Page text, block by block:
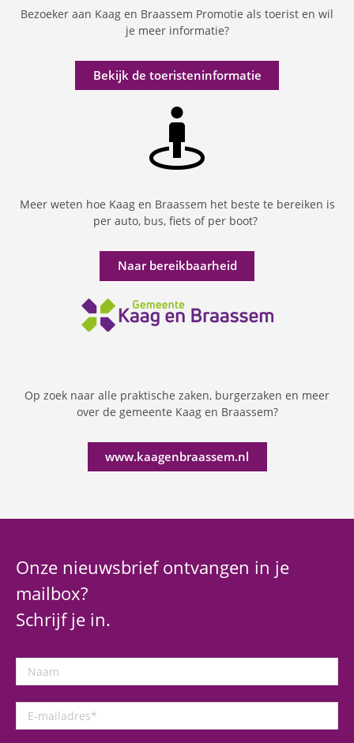
Bezoeker aan Kaag en Braassem Promotie als toerist en wil
je meer informatie?
Bekijk de toeristeninformatie
Meer weten hoe Kaag en Braassem het beste te bereiken is
per auto, bus, fiets of per boot?
Naar bereikbaarheid
Op zoek naar alle praktische zaken, burgerzaken en meer
over de gemeente Kaag en Braassem?
www.kaagenbraassem.nl
Onze nieuwsbrief ontvangen in je
mailbox?
Schrijf je in.
Naam
mailadres